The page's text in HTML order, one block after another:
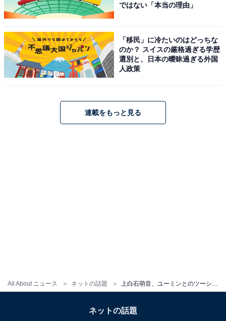
All About ニュース ネットの話題
ではない「本当の理由」
「移民」に冷たいのはどっちな
のか？ スイスの厳格過ぎる学歴
選別と、日本の曖昧過ぎる外国
人政策
連載をもっと見る
ネットの話題